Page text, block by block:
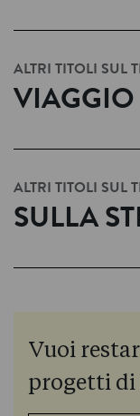
ALTRI TITOLI SUL
VIAGGIO
ALTRI TITOLI SUL
SULLA
Vuoi
progetti di